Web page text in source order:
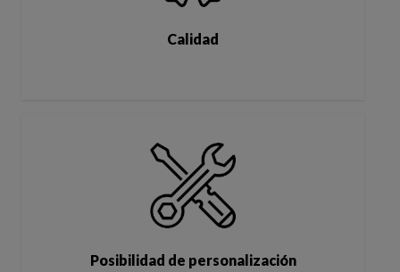
Calidad
Posibilidad de personalización